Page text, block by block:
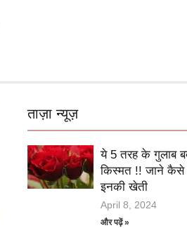
ताज़ा न्यूज़
ये 5 तरह के गुलाब
किस्मत !! जाने कैसे
इनकी खेती
April 8, 2024
और पढ़ें »